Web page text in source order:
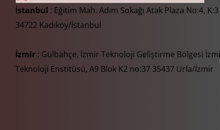
İstanbul : Eğitim Mah. Adım Sokağı Atak Plaza No:4,
34722 Kadıköy/İstanbul
İzmir : Gülbahçe, İzmir Teknoloji Geliştirme Bölgesi
Teknoloji Enstitüsü, A9 Blok K2 no:37 35437 Urla/İzmir